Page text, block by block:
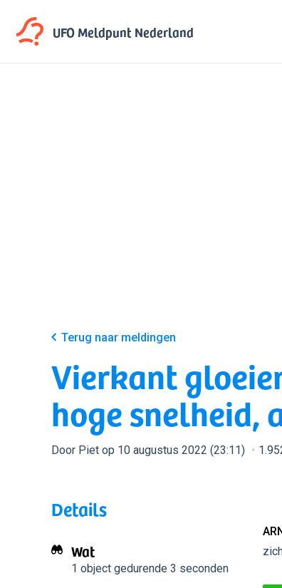
UFO MeldpuntNederland
Terug naar meldingen
Vierkant
hoge snelheid,
Door Piet op 10 augustus 2022 (23:11)
Details
Wat
1 object gedurende 3 seconden